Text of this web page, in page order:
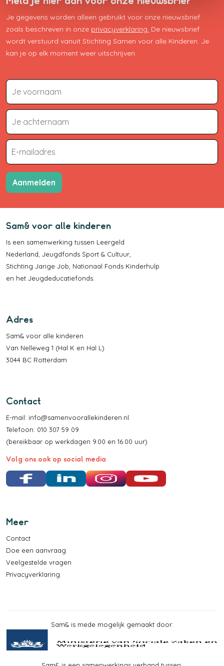
Je gegevens worden alleen gebruikt voor onze nieuwsbrief
zoals beschreven in onze privacyverklaring. De nieuwsbrief
wordt verstuurd vanuit Stichting Samen voor alle Kinderen. Je
kan je op elk moment weer uitschrijven.
Aanmelden
Sam& voor alle kinderen
Is een samenwerking tussen Leergeld
Nederland Jeugdfonds Sport & Cultuur
Stichting Jarige Job Nationaal Fonds Kinderhulp
en het Jeugdeducatiefonds
Adres
Sam& voor alle kinderen
Van Nelleweg 1 (Hal K en Hal L)
3044 BC Rotterdam
Contact
E-mail: info@samenvoorallekinderen.nl
Telefoon: 010 307 59 09
(bereikbaar op werkdagen 9.00 en 16.00 uur)
Volg ons ook op social media
Facebook LinkedIn Instagram YouTube
Meer
Contact
Doe een aanvraag
Veelgestelde vragen
Privacyverklaring
Sam& is mede mogelijk gemaakt door: